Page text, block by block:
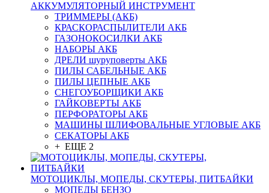
АККУМУЛЯТОРНЫЙ ИНСТРУМЕНТ
ТРИММЕРЫ (АКБ)
КРАСКОРАСПЫЛИТЕЛИ АКБ
ГАЗОНОКОСИЛКИ АКБ
НАБОРЫ АКБ
ДРЕЛИ шуруповерты АКБ
ПИЛЫ САБЕЛЬНЫЕ АКБ
ПИЛЫ ЦЕПНЫЕ АКБ
СНЕГОУБОРЩИКИ АКБ
ГАЙКОВЕРТЫ АКБ
ПЕРФОРАТОРЫ АКБ
МАШИНЫ ШЛИФОВАЛЬНЫЕ УГЛОВЫЕ АКБ
СЕКАТОРЫ АКБ
+ ЕЩЕ 2
МОТОЦИКЛЫ, МОПЕДЫ, СКУТЕРЫ, ПИТБАЙКИ
МОПЕДЫ БЕНЗО